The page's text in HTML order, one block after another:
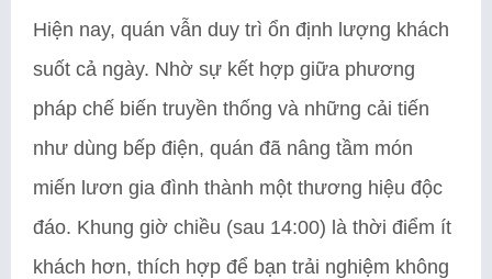
Hiện nay, quán vẫn duy trì ổn định lượng khách
suốt cả ngày. Nhờ sự kết hợp giữa phương
pháp chế biến truyền thống và những cải tiến
như dùng bếp điện, quán đã nâng tầm món
miến lươn gia đình thành một thương hiệu độc
đáo. Khung giờ chiều (sau 14:00) là thời điểm ít
khách hơn, thích hợp để bạn trải nghiệm không